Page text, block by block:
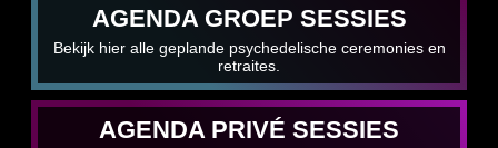
AGENDA GROEP SESSIES
Bekijk hier alle geplande psychedelische ceremonies en
retraites.
AGENDA PRIVÉ SESSIES